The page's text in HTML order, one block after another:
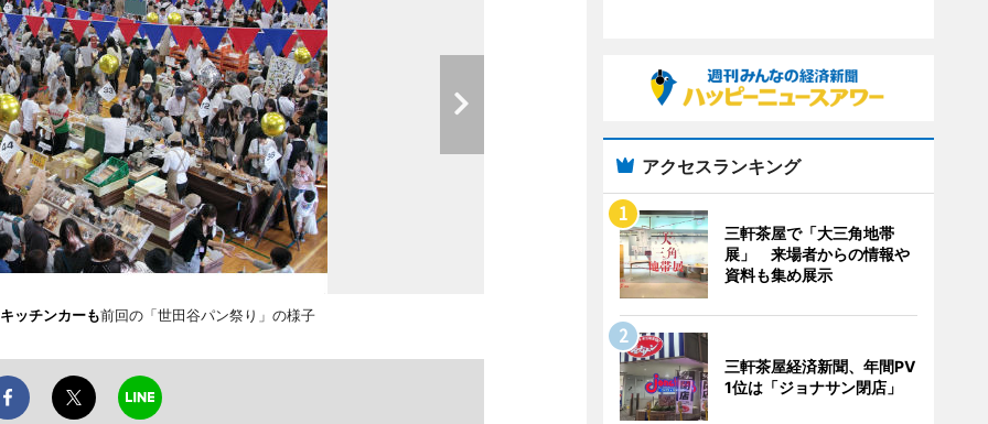
ッチンカーも前回の「世田谷パン祭り」の様子
アクセスランキング
三軒茶屋で「大三角地帯
展」 来場者からの情報や
資料も集め展示
三軒茶屋経済新聞、年間PV
1位は「ジョナサン閉店」